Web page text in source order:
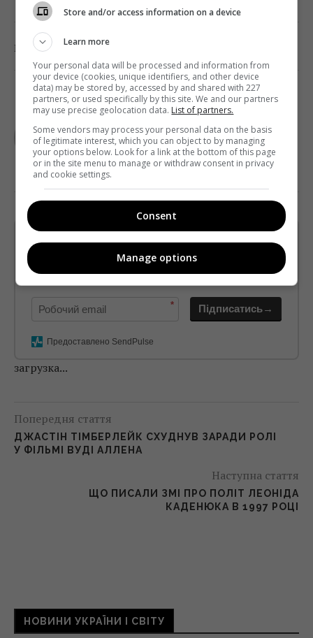
Поділитись: Facebook
TELEKRITIKA
Щотижневий лист з найцікавішим.
Пишемо з любов'ю
!
Підпишіться ще раз, якщо не отримуєте від нас листи
* Підписатись→
Предоставлено SendPulse
загрузка...
Попередня стаття
ДЖАСТІН ТІМБЕРЛЕЙК СХУДНУВ ЗАРАДИ РОЛІ
У ФІЛЬМІ ВУДІ АЛЛЕНА
Наступна стаття
ЩО ПИСАЛИ ЗМІ ПРО ПОЛІТ ЛЕОНІДА
КАДЕНЮКА В 1997 РОЦІ
НОВИНИ УКРАЇНИ І СВІТУ
Store and/or access information on a device
Learn more
Your personal data will be processed and information from
your device (cookies, unique identifiers, and other device
data) may be stored by, accessed by and shared with 227
partners, or used specifically by this site. We and our partners
may use precise geolocation data. List of partners.
Some vendors may process your personal data on the basis
of legitimate interest, which you can object to by managing
your options below. Look for a link at the bottom of this page
or in the site menu to manage or withdraw consent in privacy
and cookie settings.
Consent
Manage options